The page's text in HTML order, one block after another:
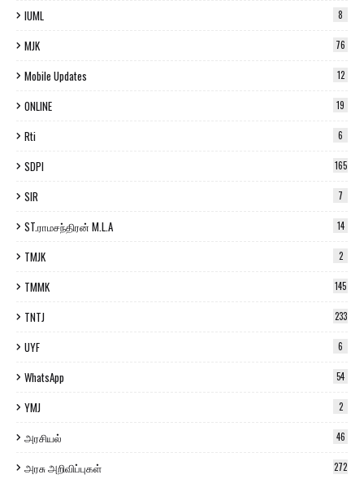
IUML 8
MJK 76
Mobile Updates 12
ONLINE 19
Rti 6
SDPI 165
SIR 7
ST.ராமசந்திரன் M.L.A 14
TMJK 2
TMMK 145
TNTJ 233
UYF 6
WhatsApp 54
YMJ 2
அரசியல் 46
அரசு அறிவிப்புகள் 272